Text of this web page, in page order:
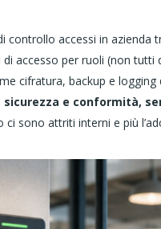
controllo accessi in azienda
di accesso per ruoli (non
cifratura, backup e
e conformità,
ci sono attriti interni e più